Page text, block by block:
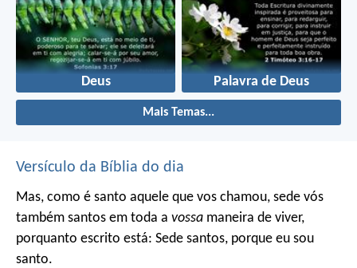
Deus Palavra de Deus
Mais Temas...
Versículo da Bíblia do dia
Mas, como é santo aquele que vos chamou, sede vós
também santos em toda a vossa maneira de viver,
porquanto escrito está: Sede santos, porque eu sou
santo.